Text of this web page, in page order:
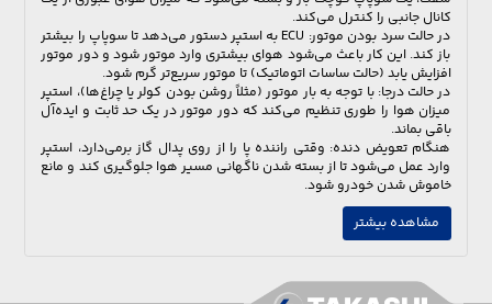
کانال جانبی را کنترل می‌کند.
در حالت سرد بودن موتور: ECU به استپر دستور می‌دهد تا سوپاپ را بیشتر
باز کند. این کار باعث می‌شود هوای بیشتری وارد موتور شود و دور موتور
افزایش یابد (حالت ساسات اتوماتیک) تا موتور سریع‌تر گرم شود.
در حالت درجا: با توجه به بار موتور (مثلاً روشن بودن کولر یا چراغ‌ها)، استپر
میزان هوا را طوری تنظیم می‌کند که دور موتور در یک حد ثابت و ایده‌آل
باقی بماند.
هنگام تعویض دنده: وقتی راننده پا را از روی پدال گاز برمی‌دارد، استپر
وارد عمل می‌شود تا از بسته شدن ناگهانی مسیر هوا جلوگیری کند و مانع
خاموش شدن خودرو شود.
مشاهده بیشتر